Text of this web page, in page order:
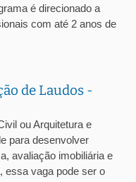
é direcionado a
com até 2 anos de
de Laudos -
ou Arquitetura e
para desenvolver
avaliação imobiliária e
essa vaga pode ser o